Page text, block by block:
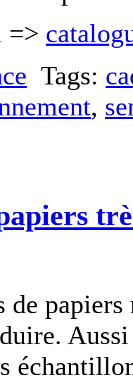
=>
Tags:
,
de